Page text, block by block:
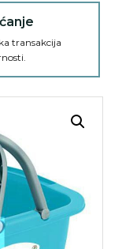
transakcija